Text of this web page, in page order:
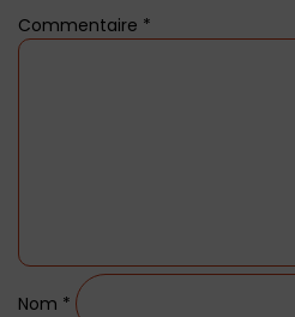
Commentaire *
Nom *